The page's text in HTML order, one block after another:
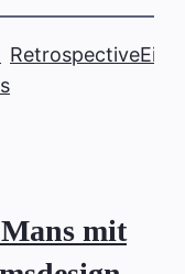
Retrospective
mit